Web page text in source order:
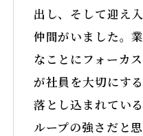
出し、そして迎え
仲間がいました。
なことにフォーカ
が社員を大切にす
落とし込まれてい
ループの強さだと思